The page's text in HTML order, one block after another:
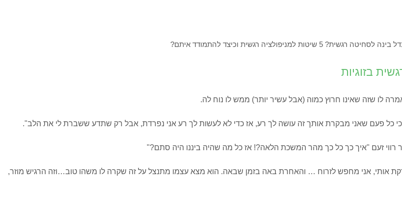
רגשית וכיצד להתמודד איתם?
בזוגיות
לו שזה שאינו חרוץ כמוה (אבל עשיר יותר) ממש לו נוח לה.
כל פעם שאני מבקרת אותך זה עושה לך רע, אז כדי לא לעשות לך רע אני נפרדת, אבל רק שתדע ששברת לי את הלב".
זעם "איך כך כל כך מהר המשכת הלאה?! אז כל מה שהיה ביננו היה סתם?"
אותי, אני מחפש לזרוח … והאחרת באה בזמן שבאה. הוא מצא עצמו מתנצל על זה שקרה לו משהו טוב…וזה הרגיש מוזר,